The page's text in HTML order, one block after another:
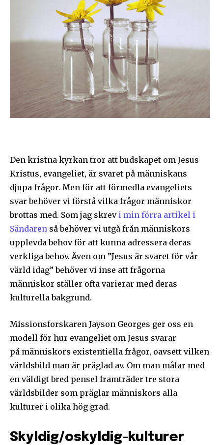
Den kristna kyrkan tror att budskapet om Jesus
Kristus, evangeliet, är svaret på människans
djupa frågor. Men för att förmedla evangeliets
svar behöver vi förstå vilka frågor människor
brottas med. Som jag skrev i min förra artikel i
Sändaren så behöver vi utgå från människors
upplevda behov för att kunna adressera deras
verkliga behov. Även om ”Jesus är svaret för vår
värld idag” behöver vi inse att frågorna
människor ställer ofta varierar med deras
kulturella bakgrund.
Missionsforskaren Jayson Georges ger oss en
modell för hur evangeliet om Jesus svarar
på människors existentiella frågor, oavsett vilken
världsbild man är präglad av. Om man målar med
en väldigt bred pensel framträder tre stora
världsbilder som präglar människors alla
kulturer i olika hög grad.
Skyldig/oskyldig-kulturer